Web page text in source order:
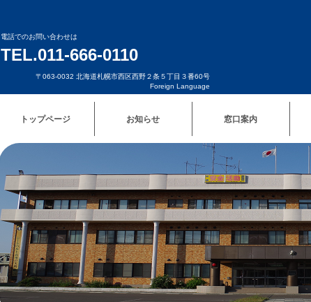
電話でのお問い合わせは
TEL.011-666-0110
〒063-0032 北海道札幌市西区西野２条５丁目３番60号
Foreign Language
トップページ お知らせ 窓口案内